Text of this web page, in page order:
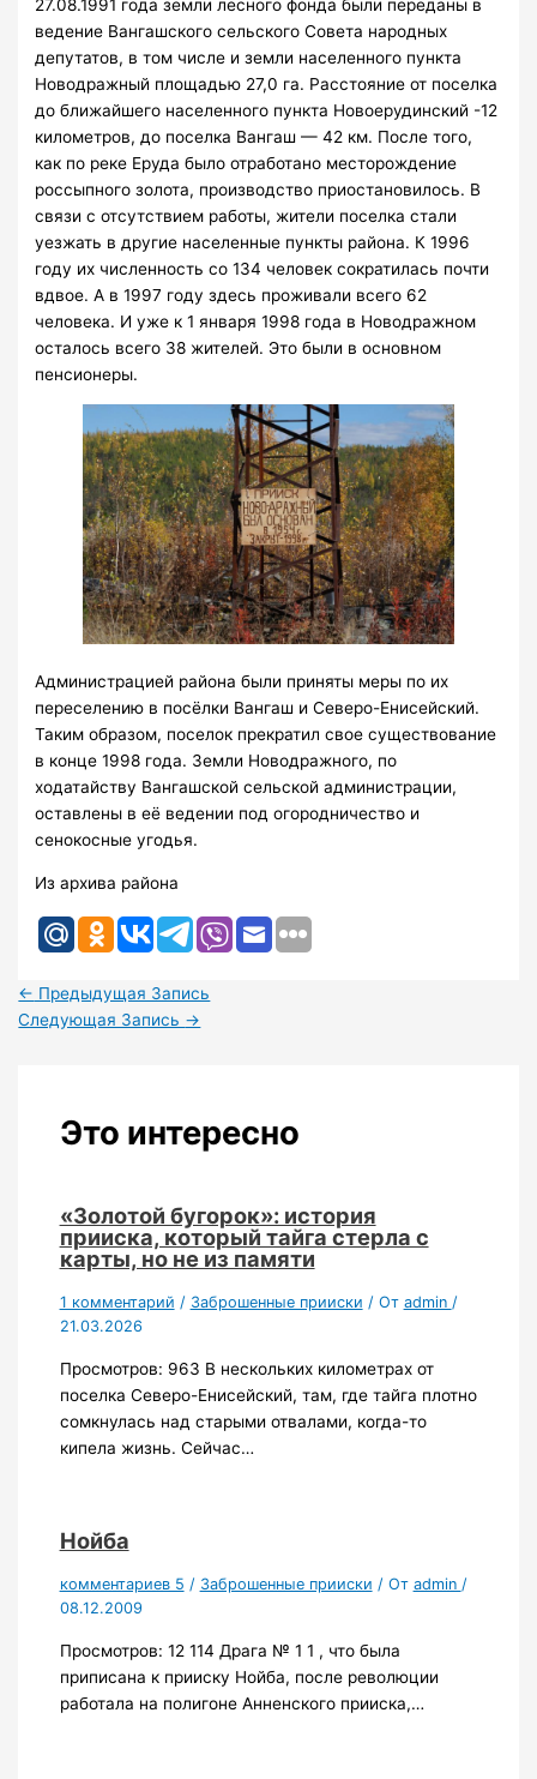
27.08.1991 года земли лесного фонда были переданы в
ведение Вангашского сельского Совета народных
депутатов, в том числе и земли населенного пункта
Новодражный площадью 27,0 га. Расстояние от поселка
до ближайшего населенного пункта Новоерудинский -12
километров, до поселка Вангаш — 42 км. После того,
как по реке Еруда было отработано месторождение
россыпного золота, производство приостановилось. В
связи с отсутствием работы, жители поселка стали
уезжать в другие населенные пункты района. К 1996
году их численность со 134 человек сократилась почти
вдвое. А в 1997 году здесь проживали всего 62
человека. И уже к 1 января 1998 года в Новодражном
осталось всего 38 жителей. Это были в основном
пенсионеры.
Администрацией района были приняты меры по их
переселению в посёлки Вангаш и Северо-Енисейский.
Таким образом, поселок прекратил свое существование
в конце 1998 года. Земли Новодражного, по
ходатайству Вангашской сельской администрации,
оставлены в её ведении под огородничество и
сенокосные угодья.
Из архива района
← Предыдущая Запись
Следующая Запись →
Это интересно
«Золотой бугорок»: история
прииска, который тайга стерла с
карты, но не из памяти
1 комментарий / Заброшенные прииски / От admin /
21.03.2026
Просмотров: 963 В нескольких километрах от
поселка Северо-Енисейский, там, где тайга плотно
сомкнулась над старыми отвалами, когда-то
кипела жизнь. Сейчас…
Нойба
комментариев 5 / Заброшенные прииски / От admin /
08.12.2009
Просмотров: 12 114 Драга № 1 1 , что была
приписана к прииску Нойба, после революции
работала на полигоне Анненского прииска,…